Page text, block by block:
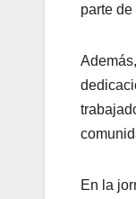
parte
En la